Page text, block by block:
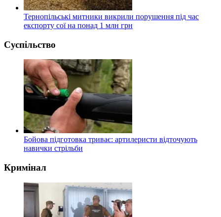
Тернопільські митники викрили порушення під час
експорту сої на понад 1 млн грн
Суспільство
Бойова підготовка триває: артилеристи відточують
навички стрільби
Кримінал